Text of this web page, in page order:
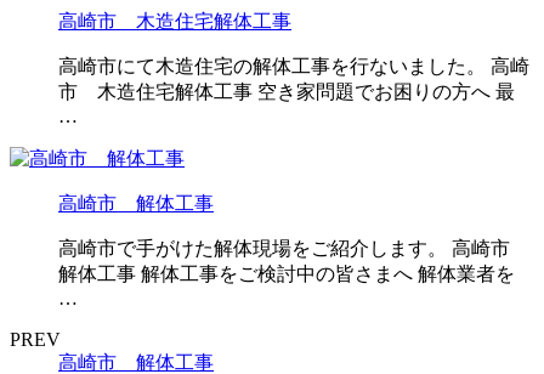
高崎市 木造住宅解体工事
高崎市にて木造住宅の解体工事を行ないました。 高崎
市 木造住宅解体工事 空き家問題でお困りの方へ 最
…
高崎市 解体工事
高崎市で手がけた解体現場をご紹介します。 高崎市
解体工事 解体工事をご検討中の皆さまへ 解体業者を
…
PREV
高崎市 解体工事